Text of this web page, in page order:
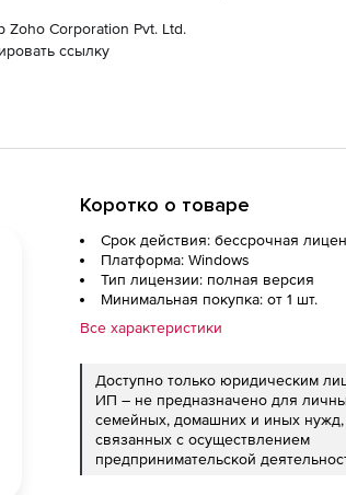
Zoho Corporation Pvt. Ltd.
ссылку
Коротко о товаре
Срок действия: бессрочная
Платформа: Windows
Тип лицензии: полная версия
Минимальная покупка: от 1 шт.
Все характеристики
Доступно только юридическим
ИП – не предназначено для
семейных, домашних и иных
связанных с осуществлением
предпринимательской